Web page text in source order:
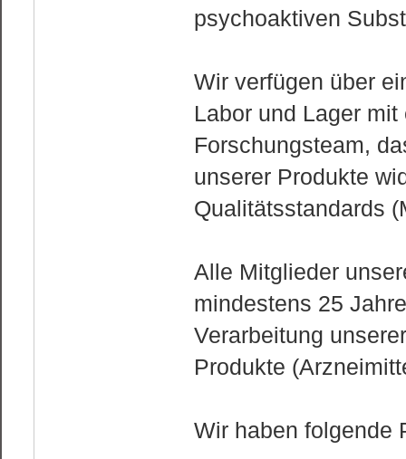
psychoaktiven
Wir verfügen über
Labor und Lager
Forschungsteam,
unserer Produkte
Qualitätsstandards
Alle Mitglieder
mindestens 25
Verarbeitung
Produkte
Wir haben folgende